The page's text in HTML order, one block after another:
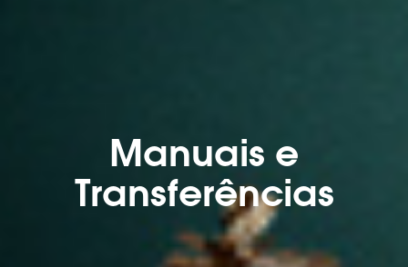
Manuais e
Transferências